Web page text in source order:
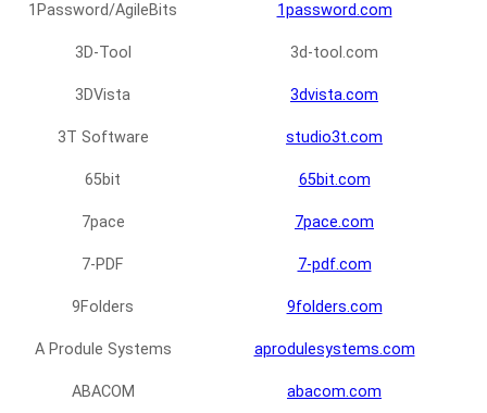
1Password/AgileBits 1password.com
3D-Tool 3d-tool.com
3DVista 3dvista.com
3T Software studio3t.com
65bit 65bit.com
7pace 7pace.com
7-PDF 7-pdf.com
9Folders 9folders.com
A Produle Systems aprodulesystems.com
ABACOM abacom.com